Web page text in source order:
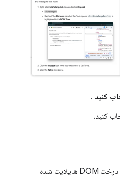
کنید .
کنید.
در درخت DOM هایلایت شده